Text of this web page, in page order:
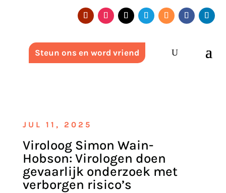
Steun ons en word vriend
JUL 11, 2025
Viroloog Simon Wain-
Hobson: Virologen doen
gevaarlijk onderzoek met
verborgen risico’s